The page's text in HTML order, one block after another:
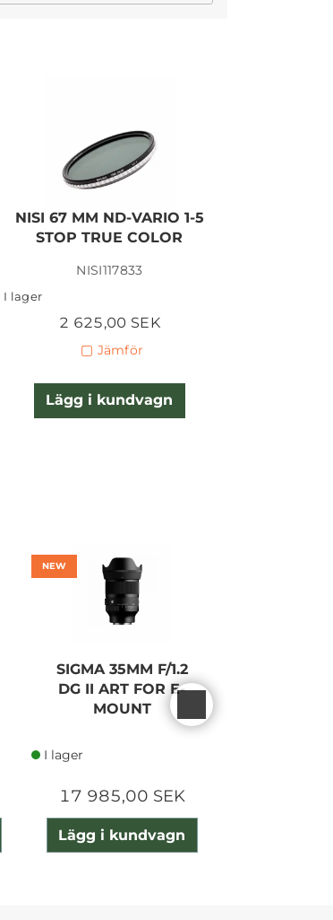
NISI 67 MM ND-VARIO 1-5
STOP TRUE COLOR
NISI117833
I lager
2 625,00 SEK
Jämför
Lägg i kundvagn
NEW
SIGMA 35MM F/1.2
DG II ART FOR E-
MOUNT
I lager
17 985,00 SEK
Lägg i kundvagn